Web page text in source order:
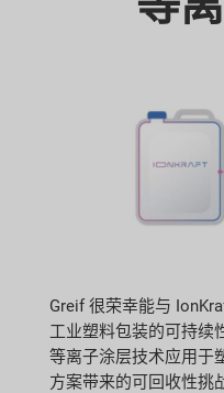
Greif 很荣幸能与
工业塑料包装的可持续
等离子涂层技术应用于
方案带来的可回收性挑